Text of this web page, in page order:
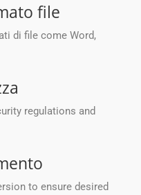
file
di file come Word,
regulations and
to ensure desired